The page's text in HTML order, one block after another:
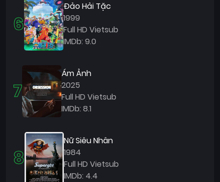
6
Đảo Hải Tặc
1999
Full HD Vietsub
IMDb: 9.0
7
Ám Ảnh
2025
Full HD Vietsub
IMDb: 8.1
8
Nữ Siêu Nhân
1984
Full HD Vietsub
IMDb: 4.4